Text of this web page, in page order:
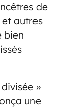
de
et autres
bien
»
une